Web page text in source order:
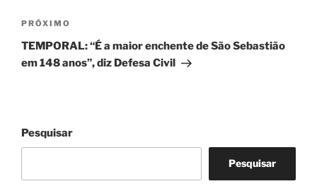
Próximo
post
PRÓXIMO
TEMPORAL: “É a maior enchente de São Sebastião
em 148 anos”, diz Defesa Civil
Pesquisar
Pesquisar